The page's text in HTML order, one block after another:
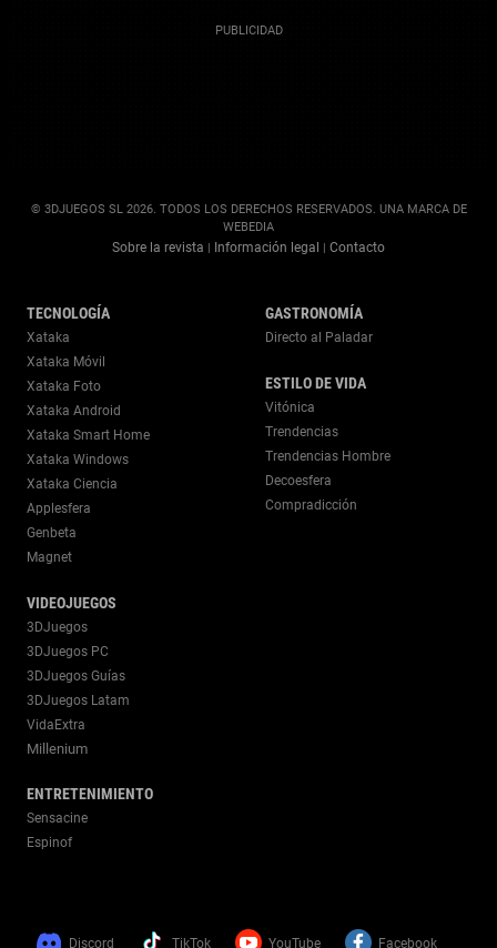
© 3DJUEGOS SL 2026. TODOS LOS DERECHOS RESERVADOS. UNA MARCA DE
WEBEDIA
Sobre la revista | Información legal | Contacto
TECNOLOGÍA
Xataka
Xataka Móvil
Xataka Foto
Xataka Android
Xataka Smart Home
Xataka Windows
Xataka Ciencia
Applesfera
Genbeta
Magnet
VIDEOJUEGOS
3DJuegos
3DJuegos PC
3DJuegos Guías
3DJuegos Latam
VidaExtra
Millenium
ENTRETENIMIENTO
Sensacine
Espinof
GASTRONOMÍA
Directo al Paladar
ESTILO DE VIDA
Vitónica
Trendencias
Trendencias Hombre
Decoesfera
Compradicción
Discord TikTok YouTube Facebook